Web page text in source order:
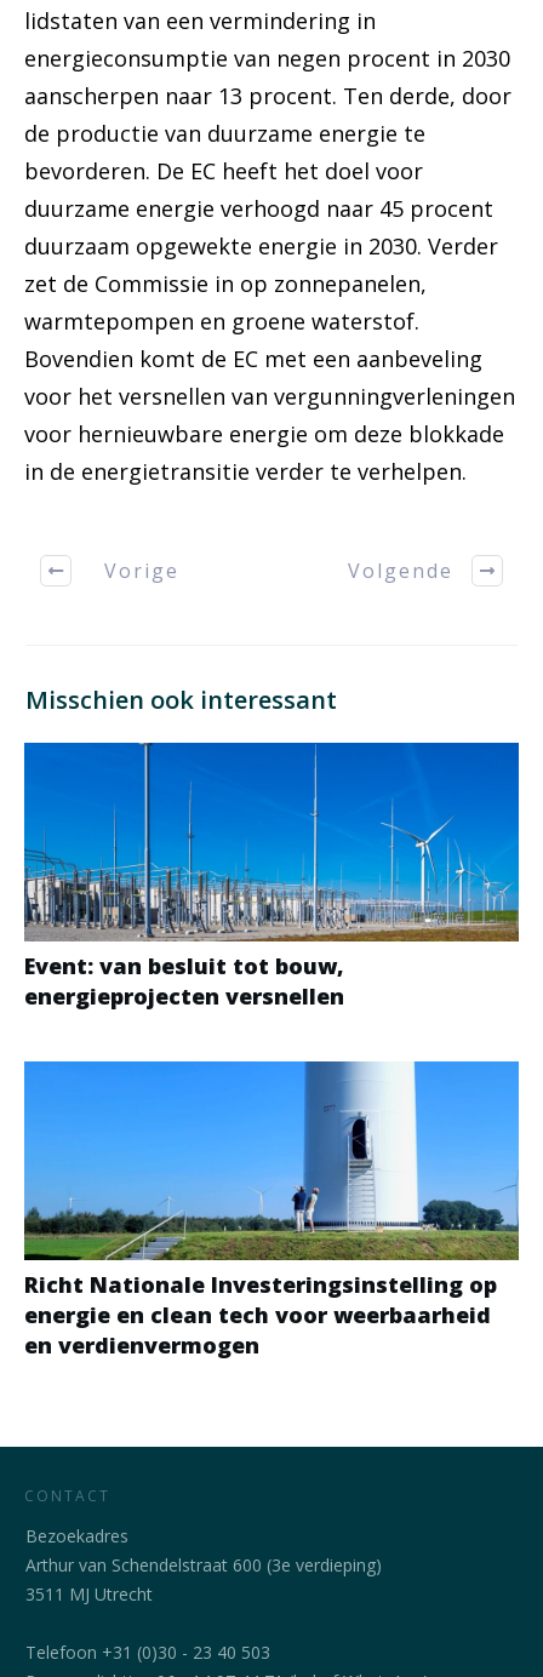
lidstaten van een vermindering in
energieconsumptie van negen procent in 2030
aanscherpen naar 13 procent. Ten derde, door
de productie van duurzame energie te
bevorderen. De EC heeft het doel voor
duurzame energie verhoogd naar 45 procent
duurzaam opgewekte energie in 2030. Verder
zet de Commissie in op zonnepanelen,
warmtepompen en groene waterstof.
Bovendien komt de EC met een aanbeveling
voor het versnellen van vergunningverleningen
voor hernieuwbare energie om deze blokkade
in de energietransitie verder te verhelpen.
Vorige Volgende
Misschien ook interessant
Event: van besluit tot bouw,
energieprojecten versnellen
Richt Nationale Investeringsinstelling op
energie en clean tech voor weerbaarheid
en verdienvermogen
CONTACT
Bezoekadres
Arthur van Schendelstraat 600 (3e verdieping)
3511 MJ Utrecht
Telefoon +31 (0)30 - 23 40 503